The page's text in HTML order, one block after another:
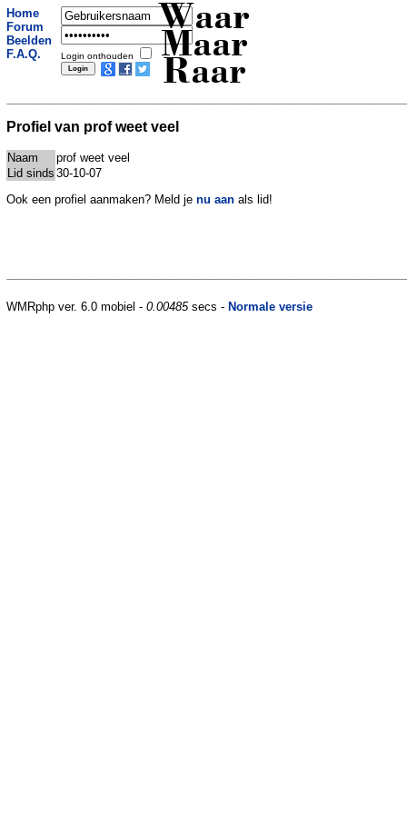
Home
Forum
Beelden
F.A.Q.
Login onthouden
Waar
Maar
Raar
Profiel van prof weet veel
Naam
prof weet veel
Lid sinds 30-10-07
Ook een profiel aanmaken? Meld je nu aan als lid!
WMRphp ver. 6.0 mobiel - 0.00485secs - Normale versie